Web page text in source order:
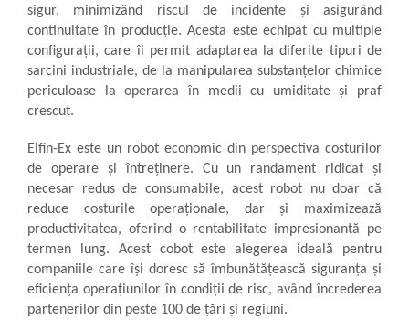
sigur, minimizând riscul de incidente și asigurând
continuitate în producție. Acesta este echipat cu multiple
configurații, care îi permit adaptarea la diferite tipuri de
sarcini industriale, de la manipularea substanțelor chimice
periculoase la operarea în medii cu umiditate și praf
crescut.
Elfin-Ex este un robot economic din perspectiva costurilor
de operare și întreținere. Cu un randament ridicat și
necesar redus de consumabile, acest robot nu doar că
reduce costurile operaționale, dar și maximizează
productivitatea, oferind o rentabilitate impresionantă pe
termen lung. Acest cobot este alegerea ideală pentru
companiile care își doresc să îmbunătățească siguranța și
eficiența operațiunilor în condiții de risc, având încrederea
partenerilor din peste 100 de țări și regiuni.